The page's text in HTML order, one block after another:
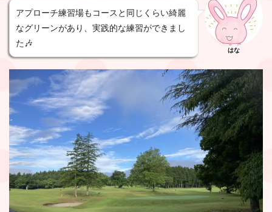
アプローチ練習場もコースと同じくらい綺麗
なグリーンがあり、実践的な練習ができまし
た🎶
はな